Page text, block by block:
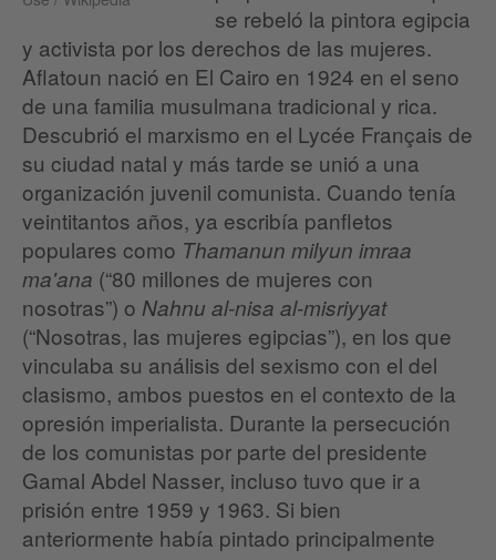
se rebeló la pintora egipcia
y activista por los derechos de las mujeres.
Aflatoun nació en El Cairo en 1924 en el seno
de una familia musulmana tradicional y rica.
Descubrió el marxismo en el Lycée Français de
su ciudad natal y más tarde se unió a una
organización juvenil comunista. Cuando tenía
veintitantos años, ya escribía panfletos
populares como Thamanun milyun imraa
ma'ana (“80 millones de mujeres con
nosotras”) o Nahnu al-nisa al-misriyyat
(“Nosotras, las mujeres egipcias”), en los que
vinculaba su análisis del sexismo con el del
clasismo, ambos puestos en el contexto de la
opresión imperialista. Durante la persecución
de los comunistas por parte del presidente
Gamal Abdel Nasser, incluso tuvo que ir a
prisión entre 1959 y 1963. Si bien
anteriormente había pintado principalmente